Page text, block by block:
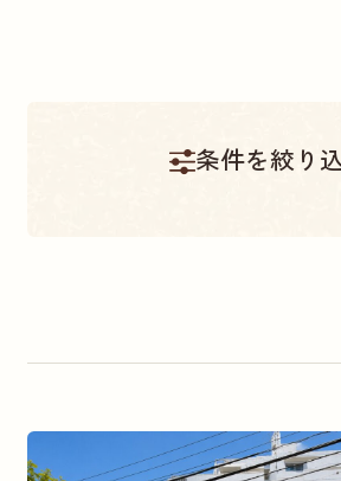
条件を絞り
土地
エリア別